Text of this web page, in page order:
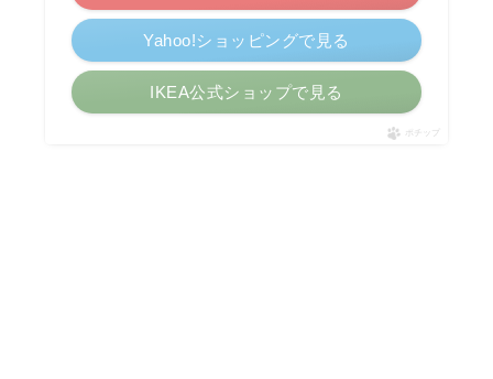
Yahoo!ショッピングで見る
IKEA公式ショップで見る
ポチップ